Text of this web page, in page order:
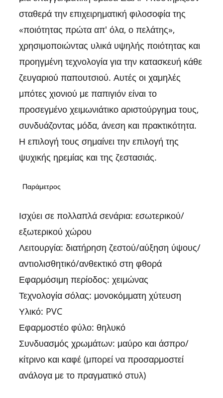
σταθερά την επιχειρηματική φιλοσοφία της
«ποιότητας πρώτα απ' όλα, ο πελάτης»,
χρησιμοποιώντας υλικά υψηλής ποιότητας και
προηγμένη τεχνολογία για την κατασκευή κάθε
ζευγαριού παπουτσιού. Αυτές οι χαμηλές
μπότες χιονιού με παπιγιόν είναι το
προσεγμένο χειμωνιάτικο αριστούργημα τους,
συνδυάζοντας μόδα, άνεση και πρακτικότητα.
Η επιλογή τους σημαίνει την επιλογή της
ψυχικής ηρεμίας και της ζεστασιάς.
Παράμετρος
Ισχύει σε πολλαπλά σενάρια: εσωτερικού/
εξωτερικού χώρου
Λειτουργία: διατήρηση ζεστού/αύξηση ύψους/
αντιολισθητικό/ανθεκτικό στη φθορά
Εφαρμόσιμη περίοδος: χειμώνας
Τεχνολογία σόλας: μονοκόμματη χύτευση
Υλικό: PVC
Εφαρμοστέο φύλο: θηλυκό
Συνδυασμός χρωμάτων: μαύρο και άσπρο/
κίτρινο και καφέ (μπορεί να προσαρμοστεί
ανάλογα με το πραγματικό στυλ)